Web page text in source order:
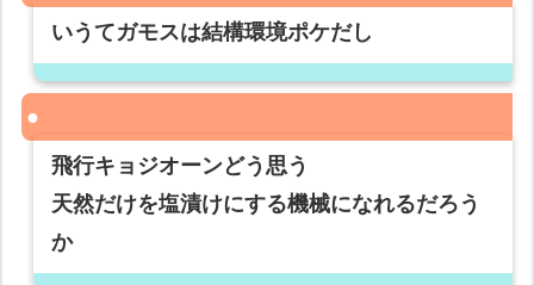
いうてガモスは結構環境ポケだし
飛行キョジオーンどう思う
天然だけを塩漬けにする機械になれるだろう
か